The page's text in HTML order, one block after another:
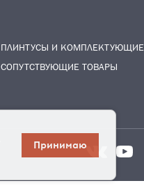
ПЛИНТУСЫ И КОМПЛЕКТУЮЩИЕ
СОПУТСТВУЮЩИЕ ТОВАРЫ
Принимаю